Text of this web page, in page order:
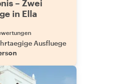
– Zwei
in Ella
Ausfluege